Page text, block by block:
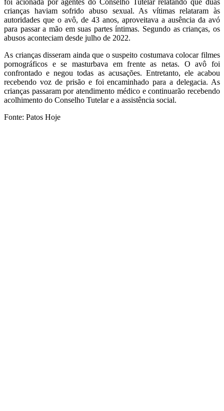
foi acionada por agentes do Conselho Tutelar relatando que duas
crianças haviam sofrido abuso sexual. As vítimas relataram às
autoridades que o avô, de 43 anos, aproveitava a ausência da avó
para passar a mão em suas partes íntimas. Segundo as crianças, os
abusos aconteciam desde julho de 2022.
As crianças disseram ainda que o suspeito costumava colocar filmes
pornográficos e se masturbava em frente as netas. O avô foi
confrontado e negou todas as acusações. Entretanto, ele acabou
recebendo voz de prisão e foi encaminhado para a delegacia. As
crianças passaram por atendimento médico e continuarão recebendo
acolhimento do Conselho Tutelar e a assistência social.
Fonte: Patos Hoje